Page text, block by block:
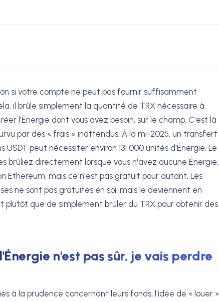
si votre compte ne peut pas fournir suffisamment
il brûle simplement la quantité de TRX nécessaire à
l'Énergie dont vous avez besoin, sur le champ. C'est là
par des « frais » inattendus. À la mi-2025, un transfert
USDT peut nécessiter environ 131 000 unités d'Énergie. Le
brûliez directement lorsque vous n'avez aucune Énergie.
Ethereum, mais ce n'est pas gratuit pour autant. Les
ne sont pas gratuites en soi, mais le deviennent en
que de simplement brûler du TRX pour obtenir des
n'est pas sûr, je vais perdre
à la prudence concernant leurs fonds, l'idée de « louer »